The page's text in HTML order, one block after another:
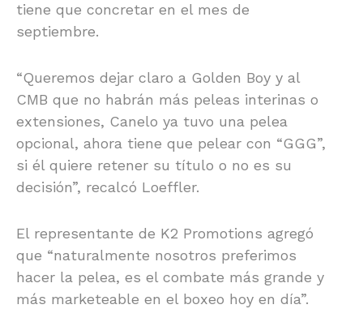
tiene que concretar en el mes de
septiembre.
“Queremos dejar claro a Golden Boy y al
CMB que no habrán más peleas interinas o
extensiones, Canelo ya tuvo una pelea
opcional, ahora tiene que pelear con “GGG”,
si él quiere retener su título o no es su
decisión”, recalcó Loeffler.
El representante de K2 Promotions agregó
que “naturalmente nosotros preferimos
hacer la pelea, es el combate más grande y
más marketeable en el boxeo hoy en día”.